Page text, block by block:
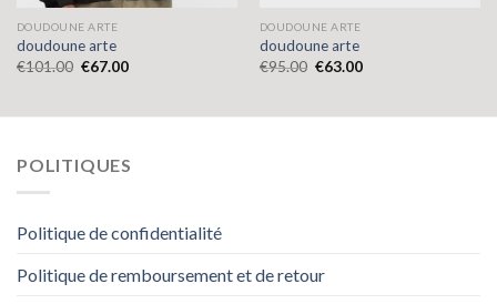
DOUDOUNE ARTE
doudoune arte
€101.00 €67.00
DOUDOUNE ARTE
doudoune arte
€95.00 €63.00
POLITIQUES
Politique de confidentialité
Politique de remboursement et de retour